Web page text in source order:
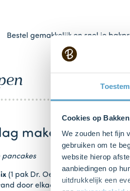
Cookies op
We zouden het fijn
gebruiken om te
website hierop
aanbiedingen op
uitdrukkelijk een
Bestel gemakkelijk en snel je
maken
(1 pak Dr. Oetker American
door elkaar. Klop het beslag